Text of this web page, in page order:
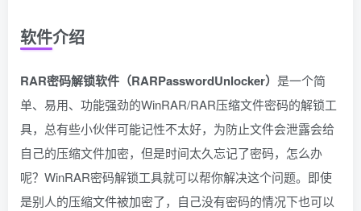
软件介绍
RAR密码解锁软件（RARPasswordUnlocker） 是一个简
单、易用、功能强劲的WinRAR/RAR压缩文件密码的解锁工
具，总有些小伙伴可能记性不太好，为防止文件会泄露会给
自己的压缩文件加密，但是时间太久忘记了密码，怎么办
呢？WinRAR密码解锁工具就可以帮你解决这个问题。即使
是别人的压缩文件被加密了，自己没有密码的情况下也可以